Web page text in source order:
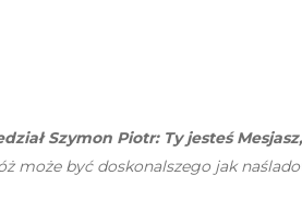
Szymon Piotr: Ty jesteś
może być doskonalszego jak